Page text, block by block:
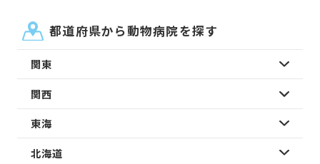
都道府県から動物病院を探す
関東
関西
東海
北海道